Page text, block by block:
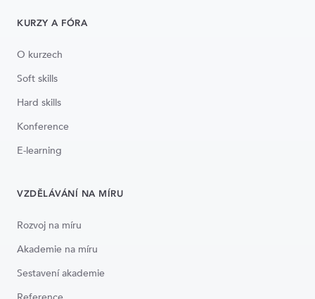
KURZY A FÓRA
O kurzech
Soft skills
Hard skills
Konference
E-learning
VZDĚLÁVÁNÍ NA MÍRU
Rozvoj na míru
Akademie na míru
Sestavení akademie